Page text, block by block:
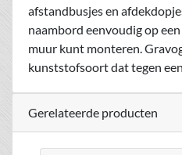
afstandbusjes en
naambord eenvoudig op
muur kunt monteren.
kunststofsoort dat tegen
Gerelateerde producten